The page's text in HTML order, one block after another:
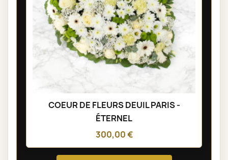
COEUR DE FLEURS DEUIL PARIS -
ÉTERNEL
300,00 €